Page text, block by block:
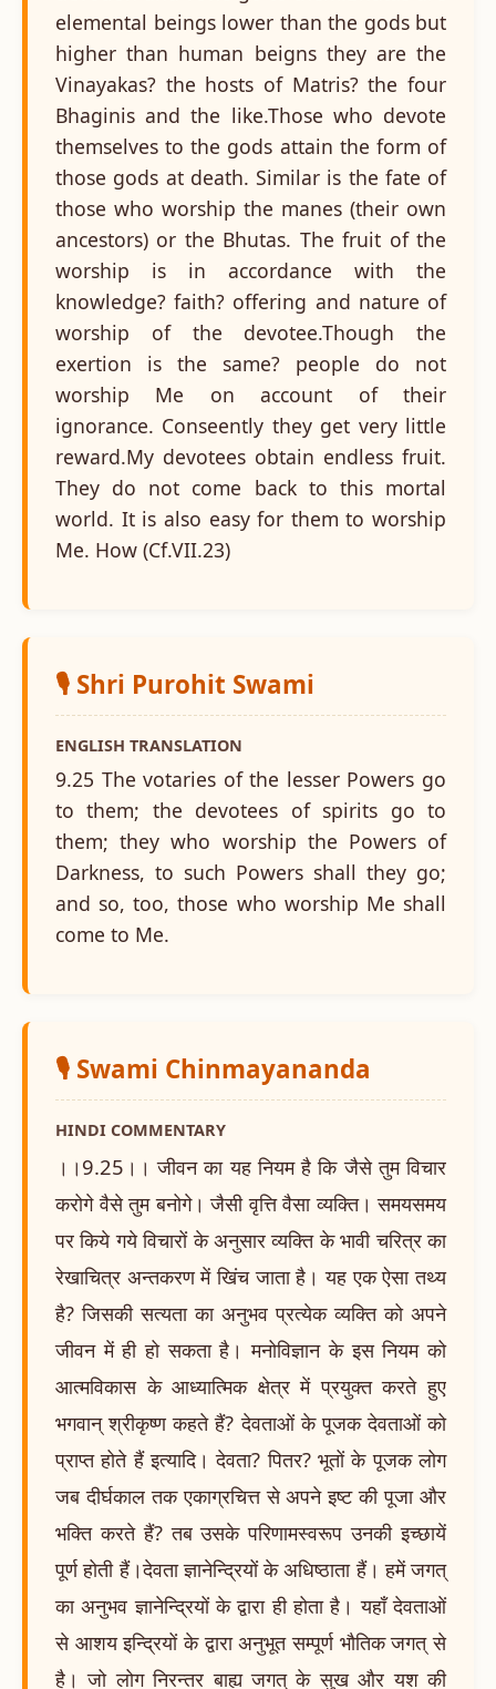
elemental beings lower than the gods but
higher than human beigns they are the
Vinayakas? the hosts of Matris? the four
Bhaginis and the like.Those who devote
themselves to the gods attain the form of
those gods at death. Similar is the fate of
those who worship the manes (their own
ancestors) or the Bhutas. The fruit of the
worship is in accordance with the
knowledge? faith? offering and nature of
worship of the devotee.Though the
exertion is the same? people do not
worship Me on account of their
ignorance. Conseently they get very little
reward.My devotees obtain endless fruit.
They do not come back to this mortal
world. It is also easy for them to worship
Me. How (Cf.VII.23)
🎙️ Shri Purohit Swami
ENGLISH TRANSLATION
9.25 The votaries of the lesser Powers go
to them; the devotees of spirits go to
them; they who worship the Powers of
Darkness, to such Powers shall they go;
and so, too, those who worship Me shall
come to Me.
🎙️ Swami Chinmayananda
HINDI COMMENTARY
।।9.25।। जीवन का यह नियम है कि जैसे तुम विचार
करोगे वैसे तुम बनोगे। जैसी वृत्ति वैसा व्यक्ति। समयसमय
पर किये गये विचारों के अनुसार व्यक्ति के भावी चरित्र का
रेखाचित्र अन्तकरण में खिंच जाता है। यह एक ऐसा तथ्य
है? जिसकी सत्यता का अनुभव प्रत्येक व्यक्ति को अपने
जीवन में ही हो सकता है। मनोविज्ञान के इस नियम को
आत्मविकास के आध्यात्मिक क्षेत्र में प्रयुक्त करते हुए
भगवान् श्रीकृष्ण कहते हैं? देवताओं के पूजक देवताओं को
प्राप्त होते हैं इत्यादि। देवता? पितर? भूतों के पूजक लोग
जब दीर्घकाल तक एकाग्रचित्त से अपने इष्ट की पूजा और
भक्ति करते हैं? तब उसके परिणामस्वरूप उनकी इच्छायें
पूर्ण होती हैं।देवता ज्ञानेन्द्रियों के अधिष्ठाता हैं। हमें जगत्
का अनुभव ज्ञानेन्द्रियों के द्वारा ही होता है। यहाँ देवताओं
से आशय इन्द्रियों के द्वारा अनुभूत सम्पूर्ण भौतिक जगत् से
है। जो लोग निरन्तर बाह्य जगत् के सुख और यश की